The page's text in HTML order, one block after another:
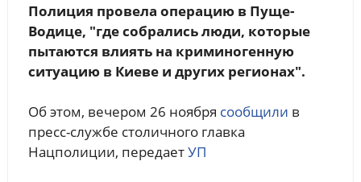
Полиция провела операцию в Пуще-
Водице, "где собрались люди, которые
пытаются влиять на криминогенную
ситуацию в Киеве и других регионах".
Об этом, вечером 26 ноября сообщили в
пресс-службе столичного главка
Нацполиции, передаетУП